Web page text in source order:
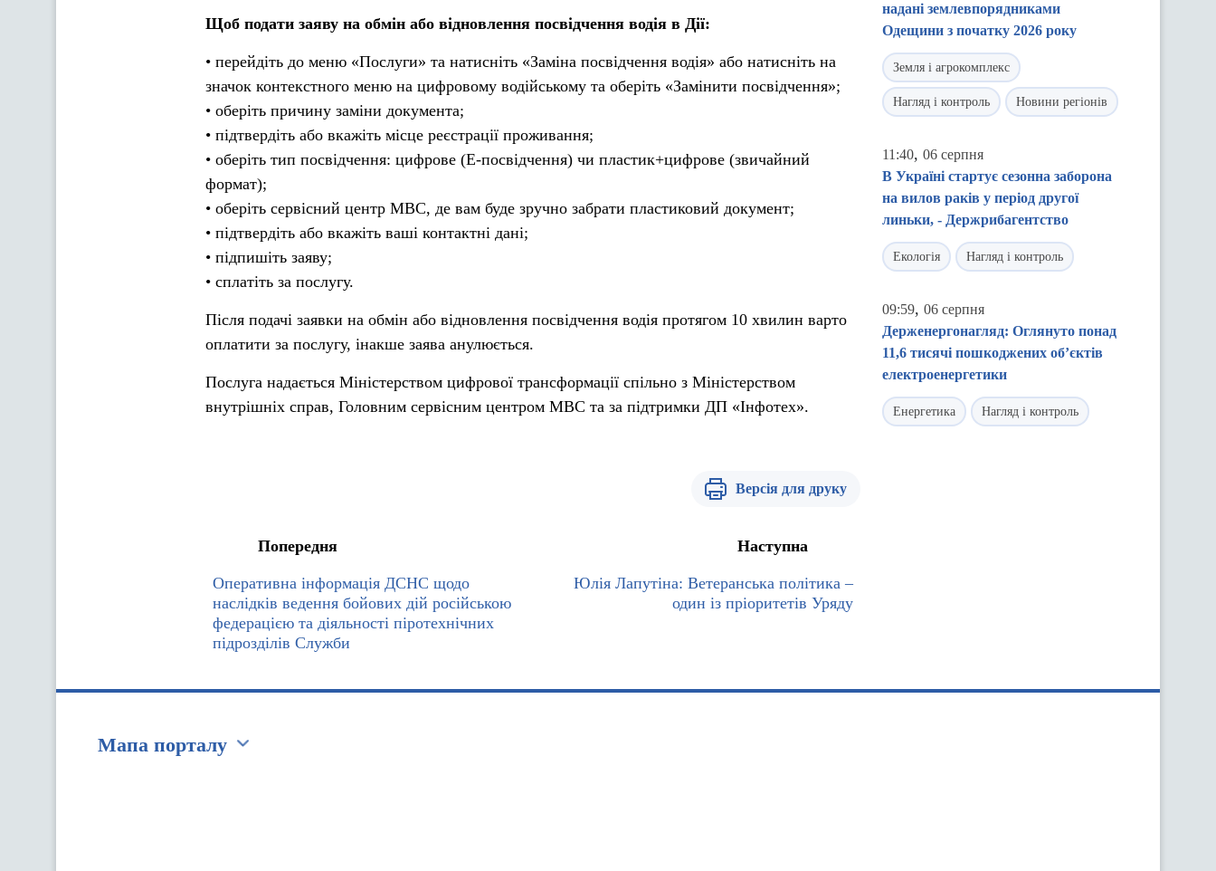
Щоб подати заяву на обмін або відновлення посвідчення водія в Дії:
• перейдіть до меню «Послуги» та натисніть «Заміна посвідчення водія» або натисніть на
значок контекстного меню на цифровому водійському та оберіть «Замінити посвідчення»;
• оберіть причину заміни документа;
• підтвердіть або вкажіть місце реєстрації проживання;
• оберіть тип посвідчення: цифрове (Е-посвідчення) чи пластик+цифрове (звичайний
формат);
• оберіть сервісний центр МВС, де вам буде зручно забрати пластиковий документ;
• підтвердіть або вкажіть ваші контактні дані;
• підпишіть заяву;
• сплатіть за послугу.
Після подачі заявки на обмін або відновлення посвідчення водія протягом 10 хвилин варто
оплатити за послугу, інакше заява анулюється.
Послуга надається Міністерством цифрової трансформації спільно з Міністерством
внутрішніх справ, Головним сервісним центром МВС та за підтримки ДП «Інфотех».
Версія для друку
Попередня
Оперативна інформація ДСНС щодо
наслідків ведення бойових дій російською
федерацією та діяльності піротехнічних
підрозділів Служби
Наступна
Юлія Лапутіна: Ветеранська політика –
один із пріоритетів Уряду
надані землевпорядниками
Одещини з початку 2026 року
Земля і агрокомплекс
Нагляд і контроль Новини регіонів
11:40, 06 серпня
В Україні стартує сезонна заборона
на вилов раків у період другої
линьки, - Держрибагентство
Екологія Нагляд і контроль
09:59, 06 серпня
Держенергонагляд: Оглянуто понад
11,6 тисячі пошкоджених об’єктів
електроенергетики
Енергетика Нагляд і контроль
Мапа порталу